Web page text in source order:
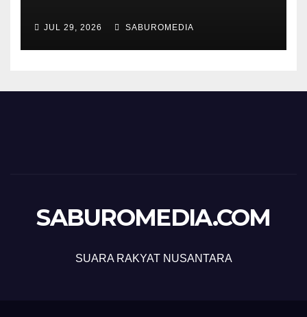
JUL 29, 2026 SABUROMEDIA
SABUROMEDIA.COM
SUARA RAKYAT NUSANTARA